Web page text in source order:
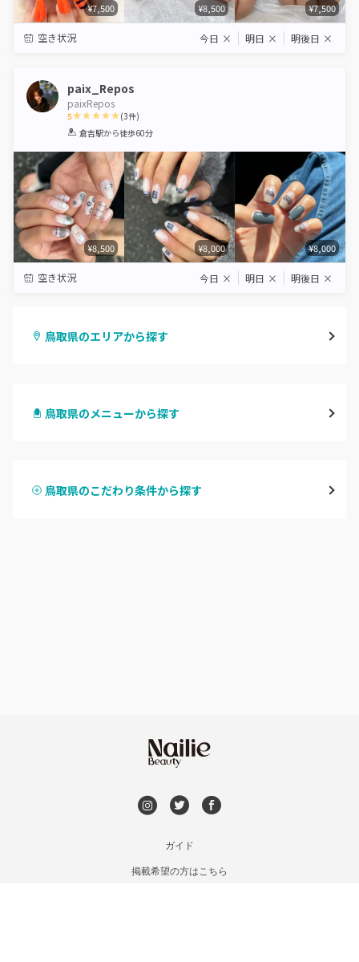
¥7,500 ¥8,500 ¥7,500
空き状況 今日 × 明日 × 明後日 ×
paix_Repos
paixRepos
5
1 2 3 4 5
(3件)
倉吉駅から徒歩60分
¥8,500 ¥8,000 ¥8,000
空き状況 今日 × 明日 × 明後日 ×
鳥取県のエリアから探す
倉吉・三朝
鳥取県のメニューから探す
ハンドスカルプ
鳥取県のこだわり条件から探す
ガイド
掲載希望の方はこちら